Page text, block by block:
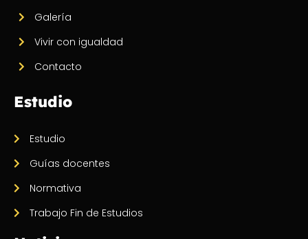
Galería
Vivir con igualdad
Contacto
Estudio
Estudio
Guías docentes
Normativa
Trabajo Fin de Estudios